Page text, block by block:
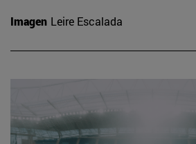
Imagen Leire Escalada